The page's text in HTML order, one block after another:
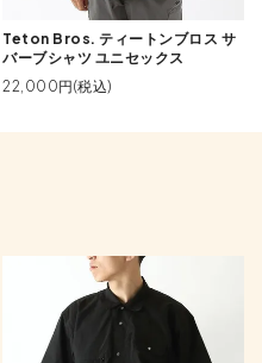
Teton Bros. ティートンブロス サ
バーブシャツ ユニセックス
22,000円(税込)